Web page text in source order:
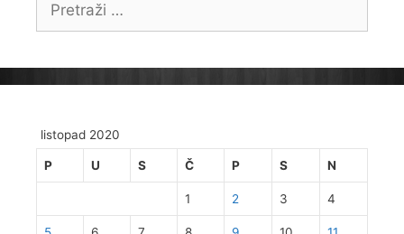
listopad 2020
P U S Č P S N
1 2 3 4